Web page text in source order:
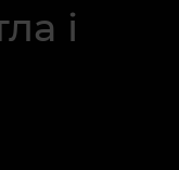
і